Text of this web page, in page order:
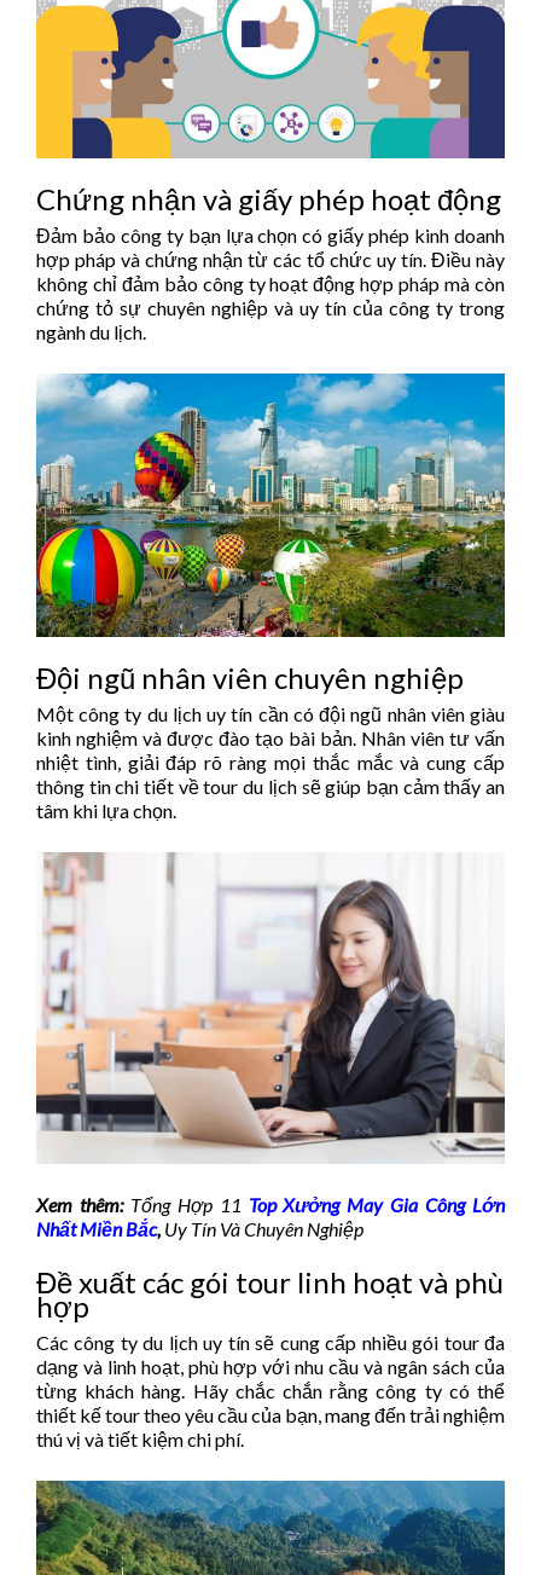
Chứng nhận và giấy phép hoạt động
Đảm bảo công ty bạn lựa chọn có giấy phép kinh doanh
hợp pháp và chứng nhận từ các tổ chức uy tín. Điều này
không chỉ đảm bảo công ty hoạt động hợp pháp mà còn
chứng tỏ sự chuyên nghiệp và uy tín của công ty trong
ngành du lịch.
Đội ngũ nhân viên chuyên nghiệp
Một công ty du lịch uy tín cần có đội ngũ nhân viên giàu
kinh nghiệm và được đào tạo bài bản. Nhân viên tư vấn
nhiệt tình, giải đáp rõ ràng mọi thắc mắc và cung cấp
thông tin chi tiết về tour du lịch sẽ giúp bạn cảm thấy an
tâm khi lựa chọn.
Xem thêm:Tổng Hợp 11 Top Xưởng May Gia Công Lớn
Nhất Miền Bắc, Uy Tín Và Chuyên Nghiệp
Đề xuất các gói tour linh hoạt và phù
hợp
Các công ty du lịch uy tín sẽ cung cấp nhiều gói tour đa
dạng và linh hoạt, phù hợp với nhu cầu và ngân sách của
từng khách hàng. Hãy chắc chắn rằng công ty có thể
thiết kế tour theo yêu cầu của bạn, mang đến trải nghiệm
thú vị và tiết kiệm chi phí.